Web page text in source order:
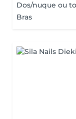
Dos/nuque ou
Bras